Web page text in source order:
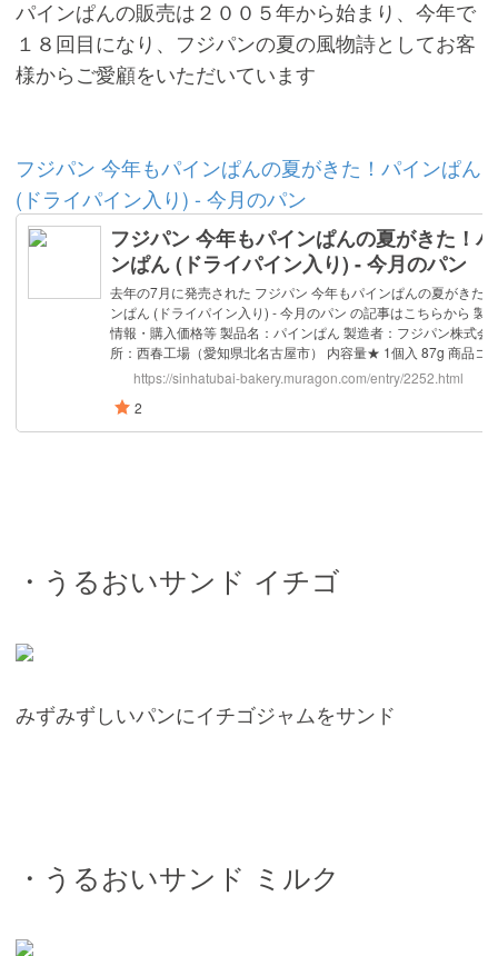
パインぱんの販売は２００５年から始まり、今年で
１８回目になり、フジパンの夏の風物詩としてお客
様からご愛顧をいただいています
フジパン 今年もパインぱんの夏がきた！パインぱん
(ドライパイン入り) - 今月のパン
・うるおいサンド イチゴ
みずみずしいパンにイチゴジャムをサンド
・うるおいサンド ミルク